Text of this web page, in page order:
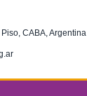
CABA, Argentina